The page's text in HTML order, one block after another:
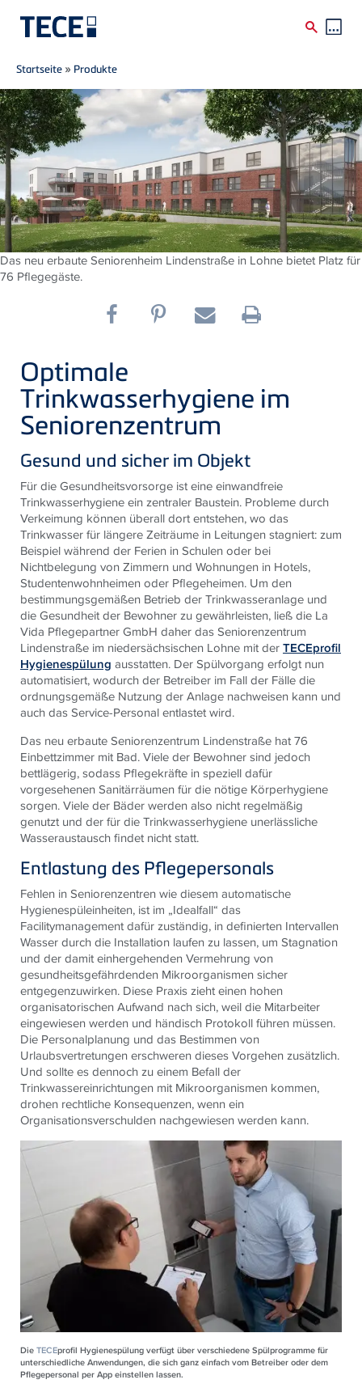
Direkt zum Inhalt
Breadcrumb
Startseite » Produkte
Das neu erbaute Seniorenheim Lindenstraße in Lohne bietet Platz für
76 Pflegegäste.
Optimale
Trinkwasserhygiene im
Seniorenzentrum
Gesund und sicher im Objekt
Für die Gesundheitsvorsorge ist eine einwandfreie
Trinkwasserhygiene ein zentraler Baustein. Probleme durch
Verkeimung können überall dort entstehen, wo das
Trinkwasser für längere Zeiträume in Leitungen stagniert: zum
Beispiel während der Ferien in Schulen oder bei
Nichtbelegung von Zimmern und Wohnungen in Hotels,
Studentenwohnheimen oder Pflegeheimen. Um den
bestimmungsgemäßen Betrieb der Trinkwasseranlage und
die Gesundheit der Bewohner zu gewährleisten, ließ die La
Vida Pflegepartner GmbH daher das Seniorenzentrum
Lindenstraße im niedersächsischen Lohne mit derTECEprofil
Hygienespülung ausstatten. Der Spülvorgang erfolgt nun
automatisiert, wodurch der Betreiber im Fall der Fälle die
ordnungsgemäße Nutzung der Anlage nachweisen kann und
auch das Service-Personal entlastet wird.
Das neu erbaute Seniorenzentrum Lindenstraße hat 76
Einbettzimmer mit Bad. Viele der Bewohner sind jedoch
bettlägerig, sodass Pflegekräfte in speziell dafür
vorgesehenen Sanitärräumen für die nötige Körperhygiene
sorgen. Viele der Bäder werden also nicht regelmäßig
genutzt und der für die Trinkwasserhygiene unerlässliche
Wasseraustausch findet nicht statt.
Entlastung des Pflegepersonals
Fehlen in Seniorenzentren wie diesem automatische
Hygienespüleinheiten, ist im „Idealfall“ das
Facilitymanagement dafür zuständig, in definierten Intervallen
Wasser durch die Installation laufen zu lassen, um Stagnation
und der damit einhergehenden Vermehrung von
gesundheitsgefährdenden Mikroorganismen sicher
entgegenzuwirken. Diese Praxis zieht einen hohen
organisatorischen Aufwand nach sich, weil die Mitarbeiter
eingewiesen werden und händisch Protokoll führen müssen.
Die Personalplanung und das Bestimmen von
Urlaubsvertretungen erschweren dieses Vorgehen zusätzlich.
Und sollte es dennoch zu einem Befall der
Trinkwassereinrichtungen mit Mikroorganismen kommen,
drohen rechtliche Konsequenzen, wenn ein
Organisationsverschulden nachgewiesen werden kann.
DieTECEprofil Hygienespülung verfügt über verschiedene Spülprogramme für
unterschiedliche Anwendungen, die sich ganz einfach vom Betreiber oder dem
Pflegepersonal per App einstellen lassen.